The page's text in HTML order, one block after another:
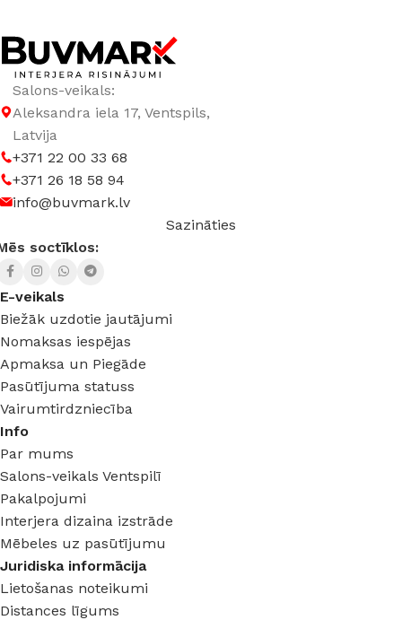
Salons-veikals:
Aleksandra iela 17, Ventspils,
Latvija
+371 22 00 33 68
+371 26 18 58 94
info@buvmark.lv
Sazināties
soctīklos:
E-veikals
Biežāk uzdotie jautājumi
Nomaksas iespējas
Apmaksa un Piegāde
Pasūtījuma statuss
Vairumtirdzniecība
Info
Par mums
Salons-veikals Ventspilī
Pakalpojumi
Interjera dizaina izstrāde
Mēbeles uz pasūtījumu
Juridiska informācija
Lietošanas noteikumi
Distances līgums